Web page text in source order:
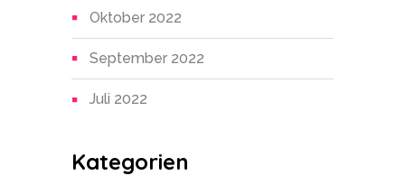
Oktober 2022
September 2022
Juli 2022
Kategorien